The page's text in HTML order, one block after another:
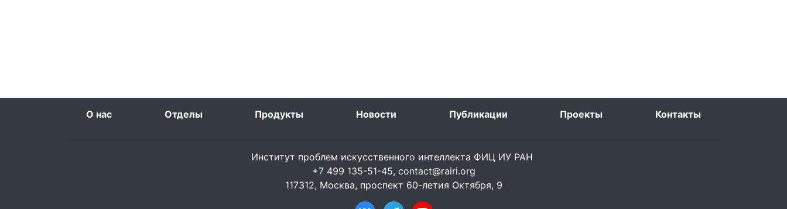
О нас Отделы Продукты Новости Публикации Проекты Контакты
Институт проблем искусственного интеллекта ФИЦ ИУ РАН
+7 499 135-51-45, contact@rairi.org
117312, Москва, проспект 60-летия Октября, 9